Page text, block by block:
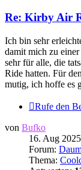
Re: Kirby Air
Ich bin sehr
damit mich zu
sehr für alle, die
Ride hatten. Für
mutig, ich hoffe es
Rufe den
von Bufko
16. Aug
Forum:
Thema: